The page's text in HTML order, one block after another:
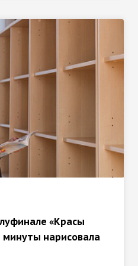
«Красы
минуты нарисовала